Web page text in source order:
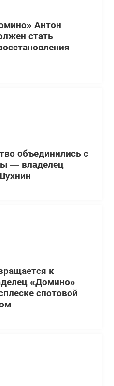
Антон
стать
объединились с
— владелец
к
«Домино»
спотовой